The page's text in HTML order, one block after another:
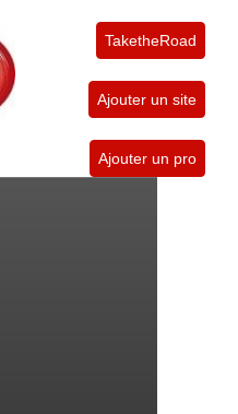
TaketheRoad
Ajouter un site
Ajouter un pro